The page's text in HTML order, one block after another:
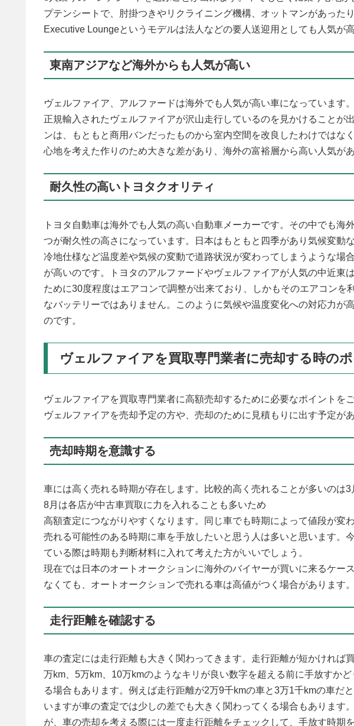
プテンシートで、肘掛つきやリクライニング機構、オットマンがあった
Executive Loungeというモデルは法人などの要人送迎用としても人気が
東南アジアなど海外からも人気が高い
ヴェルファイア、アルファードは海外でも人気が高い車になっています
正規輸入されたヴェルファイアが沢山走行しているのを見かけることが
ンは、もともと商用バンだったものから室内空間を改良したわけではな
心地を考えた作りのため大きな差があり、海外の富裕層から高い人気があ
耐久性の高いトヨタクオリティ
トヨタ自動車は海外でも人気の高い自動車メーカーです。その中でも海
つが耐久性の高さになっています。日本はもともと四季があり気候変動
冷地仕様など温度差や気候の変動で道路状況が変わってしまうような場
が高いのです。トヨタのアルファードやヴェルファイアが人気の中近東
ために30度程度はエアコンで調整が出来ており、しかもそのエアコンを
なバッテリーではありません。このように気候や温度変化への対応力が
のです。
ヴェルファイアを買取専門業者に売却する時の
ヴェルファイアを買取専門業者に高額売却するために必要なポイントをご
ヴェルファイアを売却予定の方や、売却のために見積もりに出す予定が
売却時期を意識する
車には高く売れる時期が存在します。比較的高く売れることが多いのは
8月は各店が中古車買取に力を入れることも多いため
高額査定につながりやすくなります。同じ車でも時期によって値段が変
売れる可能性のある時期に車を手放したいと思う人は多いと思います。
ている際は時期も判断材料に入れて考えた方がいいでしょう。
現在では日本のオートオークションに海外のバイヤーが買いに来るケー
なくても、オートオークションで売れる車は高値がつく場合があります。
走行距離を確認する
車の査定には走行距離も大きく関わってきます。走行距離が短かければ
万km、5万km、10万kmのようなキリが良い数字を超える前に手放すか
る場合もあります。例えば走行距離が2万9千kmの車と3万1千kmの車だ
いますが車の査定では少しの差でも大きく関わってくる場合もあります
が、車の売却を考える際には一度走行距離をチェックして、手放す時期